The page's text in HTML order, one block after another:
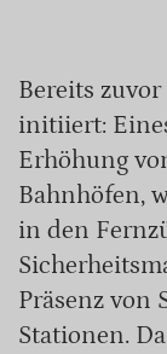
Bereits
initiiert:
Erhöhung
Bahnhöfen,
in den
Präsenz von
Stationen.